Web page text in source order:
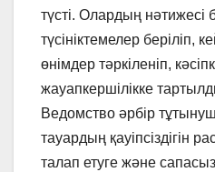
түсті. Олардың нәтижесі
түсініктемелер беріліп,
өнімдер тәркіленіп,
жауапкершілікке
Ведомство әрбір
тауардың қауіпсіздігін
талап етуге және